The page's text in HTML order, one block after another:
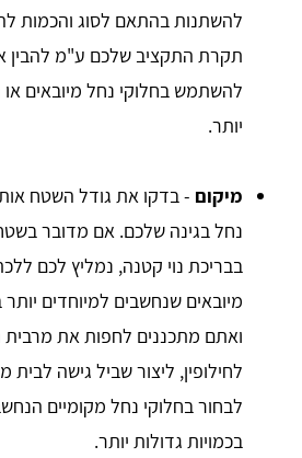
להשתנות בהתאם לסוג והכמות
תקרת התקציב שלכם ע"מ להבין
להשתמש בחלוקי נחל מיובאים או
יותר.
מיקום - בדקו את גודל השטח
נחל בגינה שלכם. אם מדובר
בבריכת נוי קטנה, נמליץ לכם
מיובאים שנחשבים למיוחדים
ואתם מתכננים לחפות את מרבית
לחילופין, ליצור שביל גישה לבית
לבחור בחלוקי נחל מקומיים
בכמויות גדולות יותר.